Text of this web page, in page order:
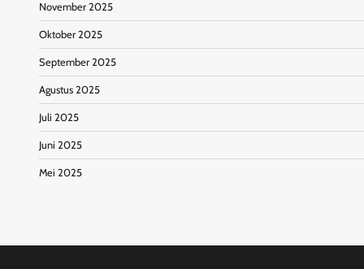
November 2025
Oktober 2025
September 2025
Agustus 2025
Juli 2025
Juni 2025
Mei 2025